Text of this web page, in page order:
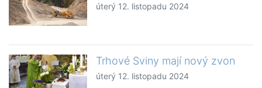
úterý 12. listopadu 2024
Trhové Sviny mají nový zvon
úterý 12. listopadu 2024